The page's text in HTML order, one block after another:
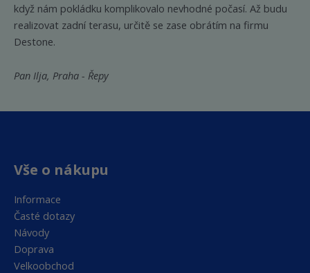
když nám pokládku komplikovalo nevhodné počasí. Až budu
realizovat zadní terasu, určitě se zase obrátím na firmu
Destone.
Pan Ilja, Praha - Řepy
Vše o nákupu
Informace
Časté dotazy
Návody
Doprava
Velkoobchod